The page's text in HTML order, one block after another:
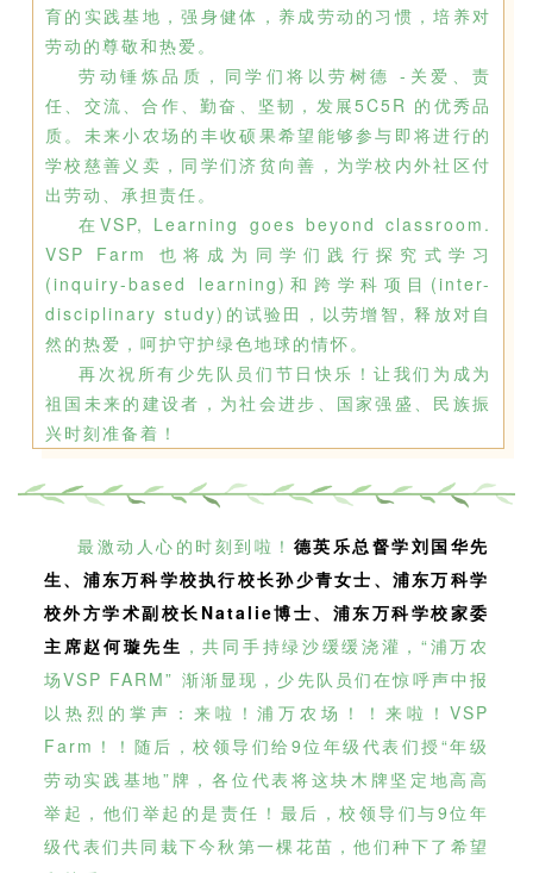
育的实践基地，强身健体，养成劳动的习惯，培养对
劳动的尊敬和热爱。
劳动锤炼品质，同学们将以劳树德 -关爱、责
任、交流、合作、勤奋、坚韧，发展5C5R 的优秀品
质。未来小农场的丰收硕果希望能够参与即将进行的
学校慈善义卖，同学们济贫向善，为学校内外社区付
出劳动、承担责任。
在VSP, Learning goes beyond classroom.
VSP Farm 也将成为同学们践行探究式学习
(inquiry-based learning)和跨学科项目(inter-
disciplinary study)的试验田，以劳增智, 释放对自
然的热爱，呵护守护绿色地球的情怀。
再次祝所有少先队员们节日快乐！让我们为成为
祖国未来的建设者，为社会进步、国家强盛、民族振
兴时刻准备着！
最激动人心的时刻到啦！ 德英乐总督学刘国华先
生、浦东万科学校执行校长孙少青女士、浦东万科学
校外方学术副校长Natalie博士、浦东万科学校家委
主席赵何璇先生 ，共同手持绿沙缓缓浇灌，“浦万农
场VSP FARM” 渐渐显现，少先队员们在惊呼声中报
以热烈的掌声：来啦！浦万农场！！来啦！VSP
Farm！！随后，校领导们给9位年级代表们授“年级
劳动实践基地”牌，各位代表将这块木牌坚定地高高
举起，他们举起的是责任！最后，校领导们与9位年
级代表们共同栽下今秋第一棵花苗，他们种下了希望